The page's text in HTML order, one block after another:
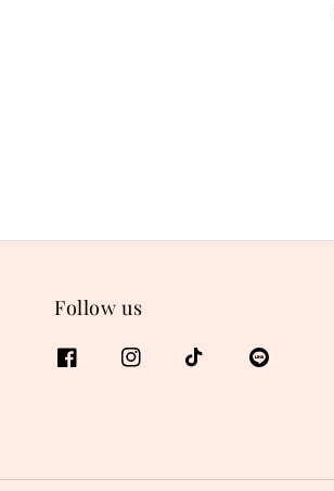
Follow us